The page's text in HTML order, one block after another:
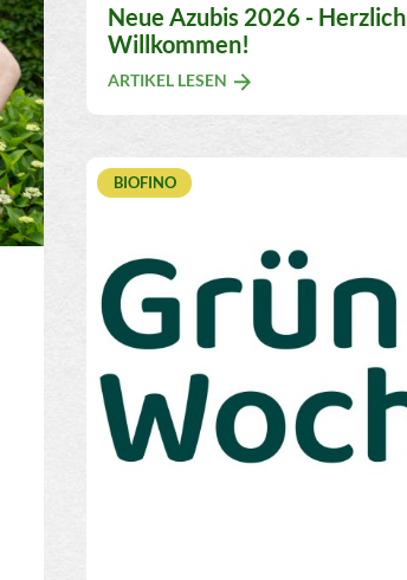
Neue Azubis 2026 - Herzlich
Willkommen!
ARTIKEL LESEN
BIOFINO